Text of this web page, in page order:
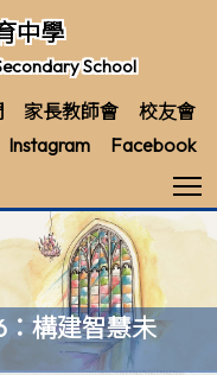
中學
School
家長教師會
校友會
Instagram Facebook
構建智慧未